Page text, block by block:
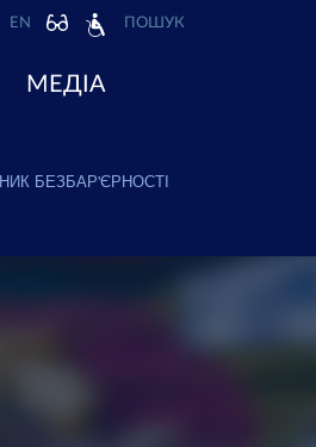
EN ПОШУК
МЕДІА
БЕЗБАР'ЄРНОСТІ